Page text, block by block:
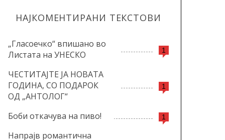
НАЈКОМЕНТИРАНИ ТЕКСТОВИ
1
„Гласоечко“ впишано во
Листата на УНЕСКО
1
ЧЕСТИТАЈТЕ ЈА НОВАТА
ГОДИНА, СО ПОДАРОК
ОД „АНТОЛОГ“
1
Боби откачува на пиво!
Напрајв романтична